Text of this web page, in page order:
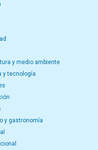
y medio ambiente
y tecnología
y gastronomía